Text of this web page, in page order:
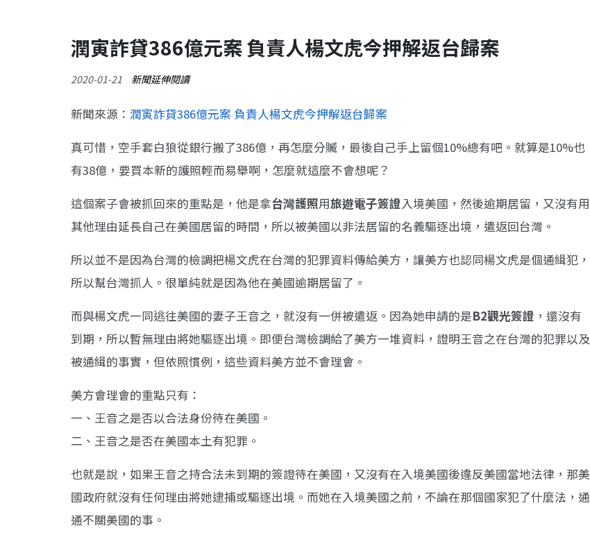
潤寅詐貸386億元案 負責人楊文虎今押解返台歸案
2020-01-21 新聞延伸閱讀
新聞來源： 潤寅詐貸386億元案 負責人楊文虎今押解返台歸案
真可惜，空手套白狼從銀行搬了386億，再怎麼分贓，最後自己手上留個10%總有吧。就算是10%也
有38億，要買本新的護照輕而易舉啊，怎麼就這麼不會想呢？
這個案子會被抓回來的重點是，他是拿台灣護照用旅遊電子簽證入境美國，然後逾期居留，又沒有用
其他理由延長自己在美國居留的時間，所以被美國以非法居留的名義驅逐出境，遣返回台灣。
所以並不是因為台灣的檢調把楊文虎在台灣的犯罪資料傳給美方，讓美方也認同楊文虎是個通緝犯，
所以幫台灣抓人。很單純就是因為他在美國逾期居留了。
而與楊文虎一同逃往美國的妻子王音之，就沒有一併被遣返。因為她申請的是B2觀光簽證 ，還沒有
到期，所以暫無理由將她驅逐出境。即便台灣檢調給了美方一堆資料，證明王音之在台灣的犯罪以及
被通緝的事實，但依照慣例，這些資料美方並不會理會。
美方會理會的重點只有：
一、王音之是否以合法身份待在美國。
二、王音之是否在美國本土有犯罪。
也就是說，如果王音之持合法未到期的簽證待在美國，又沒有在入境美國後違反美國當地法律，那美
國政府就沒有任何理由將她逮捕或驅逐出境。而她在入境美國之前，不論在那個國家犯了什麼法，通
通不關美國的事。